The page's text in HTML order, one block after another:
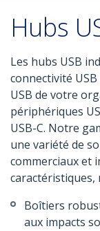
Hubs
Les hubs USB
connectivité
USB de votre
périphériques
USB-C. Notre
une variété de
commerciaux et
caractéristiques,
Boîtiers
aux impacts